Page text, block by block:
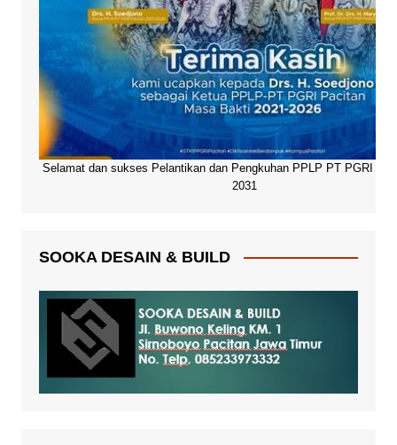
Selamat dan sukses Pelantikan dan Pengkuhan PPLP PT PGRI
2031
SOOKA DESAIN & BUILD